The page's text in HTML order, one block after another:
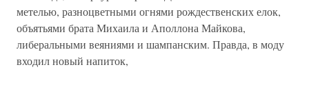
метелью, разноцветными огнями рождественских елок,
объятьями брата Михаила и Аполлона Майкова,
либеральными веяниями и шампанским. Правда, в моду
входил новый напиток,